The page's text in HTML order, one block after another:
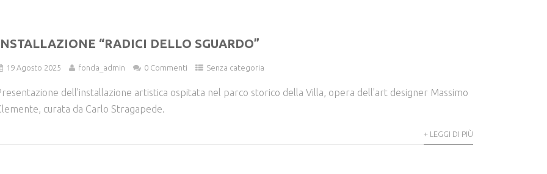
“RADICI DELLO SGUARDO”
19 Agosto 2025 fonda_admin 0 Commenti Senza categoria
dell'installazione artistica ospitata nel parco storico della Villa, opera dell'art designer Massimo
curata da Carlo Stragapede.
+ LEGGI DI PIÙ